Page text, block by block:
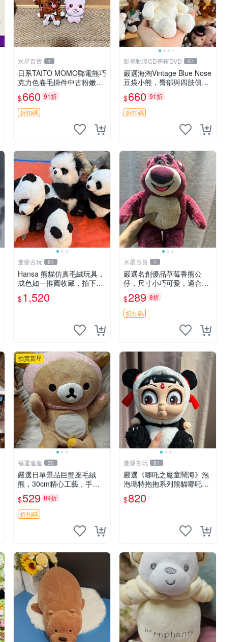
水星百貨 1
日系TAITO MOMO郵電熊巧
克力色卷毛掛件中古粉嫩玩
偶微瑕推薦 postpet momo
郵電熊 中古玩偶
$660 91折
折扣碼
影視動漫CD專輯DVD 57
嚴選海淘Vintage Blue Nose
豆袋小熊，臀部與四肢俱
全，坐高11公分，附原盒與
吊牌收藏。藍鼻子小熊，值
得擁有 玩具 憶熊
$660 91折
折扣碼
董爺古玩 61
Hansa 熊貓仿真毛絨玩具，
成色如一推薦收藏，拍下無
疑心 熊貓 毛絨玩具 收藏
$1,520
水星百貨 1
嚴選名創優品草莓香熊公
仔，尺寸小巧可愛，適合收
藏賞玩 30cm 玩具 公仔 草
莓熊
$289 8折
折扣碼
拍賣新星
福運連連 30
嚴選日單景品巨蟹座毛絨
熊，30cm精心工藝，手感
軟糯推薦收藏送人 巨蟹座
毛絨玩具 精緻做工
$529 89折
折扣碼
董爺古玩 61
嚴選《哪吒之魔童鬧海》泡
泡瑪特抱抱系列熊貓哪吒搪
膠臉毛絨， STATE：如圖顯
示 哪吒 毛絨公仔 泡泡瑪特
$820